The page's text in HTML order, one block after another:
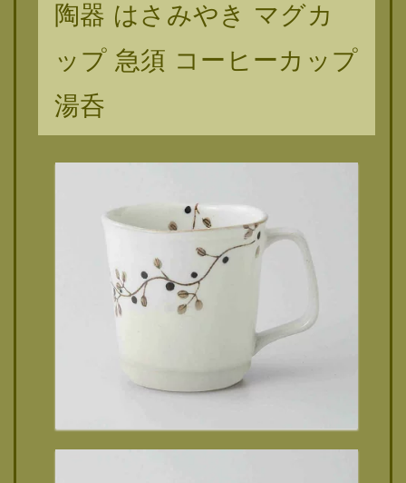
陶器 はさみやき マグカ
ップ 急須 コーヒーカップ
湯呑